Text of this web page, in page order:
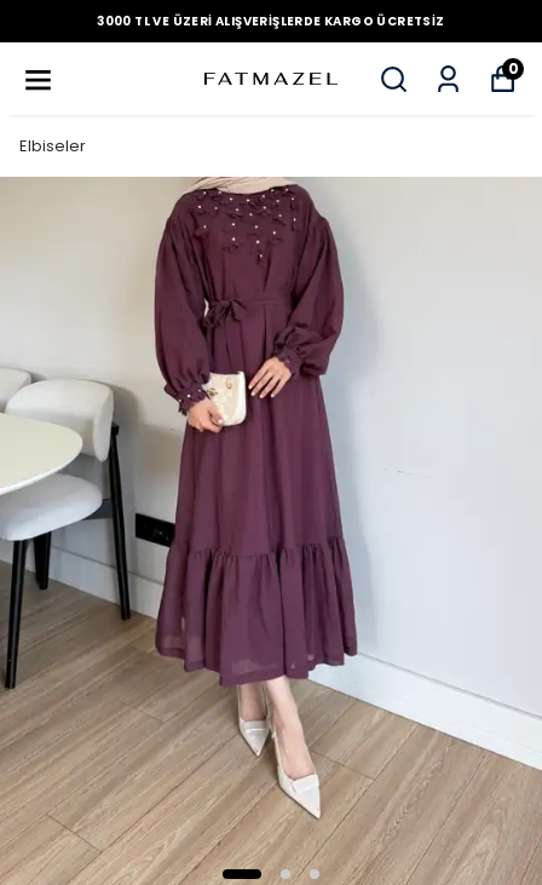
3000 TL VE ÜZERI ALIŞVERIŞLERDE KARGO ÜCRETSIZ
0
Elbiseler